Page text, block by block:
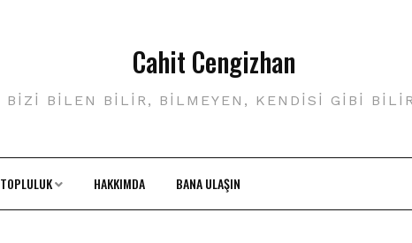
Cahit Cengizhan
BIZI BILEN BILIR, BILMEYEN, KENDISI GIBI
TOPLULUK HAKKIMDA BANA ULAŞIN